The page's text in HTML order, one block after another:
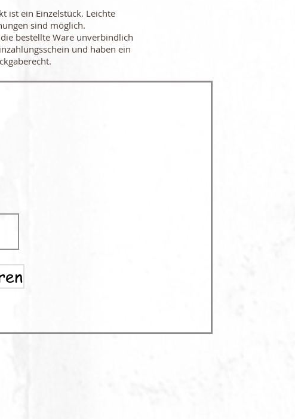
ist ein Einzelstück. Leichte
sind möglich.
bestellte Ware unverbindlich
und haben ein